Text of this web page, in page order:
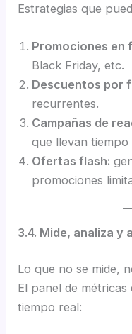
Estrategias que
Promociones en
Black Friday, etc.
Descuentos por
recurrentes.
Campañas de
que llevan tiempo
Ofertas flash:
promociones
3.4. Mide, analiza y
Lo que no se mide,
El panel de
tiempo real: